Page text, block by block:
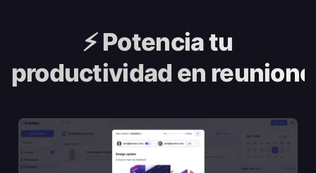
⚡️Potencia tu
productividad en